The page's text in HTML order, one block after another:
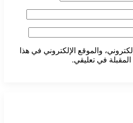
والموقع الإلكتروني في هذا
المقبلة في تعليقي.